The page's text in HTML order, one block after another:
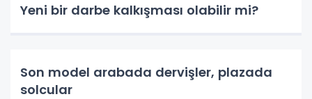
Yeni bir darbe kalkışması olabilir mi?
Son model arabada dervişler, plazada
solcular